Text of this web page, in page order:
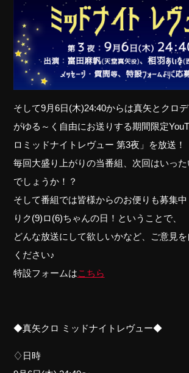
そして9月6日(木)24:40からは真矢とクロ
がゆる～く自由にお送りする期間限定
ロミッドナイトレヴュー 第3夜」を放送！
毎回大盛り上がりの当番組、次回はいっ
でしょうか！？
そして番組では皆様からのお便りも募集中
りク(9)ロ(6)ちゃんの日！ということで、
どんな放送にして欲しいかなど、ご意見
ください♪
特設フォームはこちら
◆真矢クロ ミッドナイトレヴュー◆
♢日時